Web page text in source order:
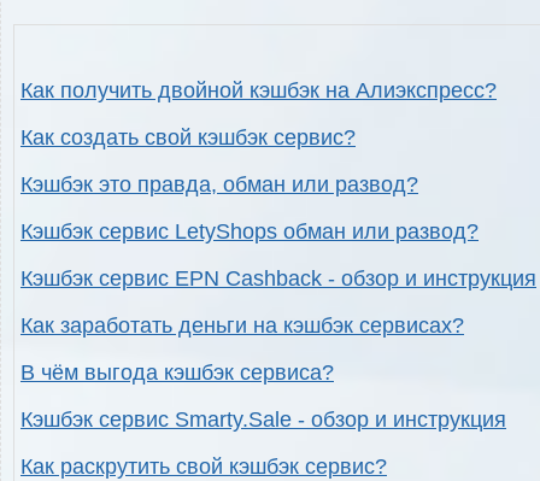
Как получить двойной кэшбэк на Алиэкспресс?
Как создать свой кэшбэк сервис?
Кэшбэк это правда, обман или развод?
Кэшбэк сервис LetyShops обман или развод?
Кэшбэк сервис EPN Cashback - обзор и инструкция
Как заработать деньги на кэшбэк сервисах?
В чём выгода кэшбэк сервиса?
Кэшбэк сервис Smarty.Sale - обзор и инструкция
Как раскрутить свой кэшбэк сервис?